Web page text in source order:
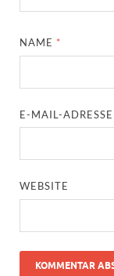
NAME *
E-MAIL-ADRESSE
WEBSITE